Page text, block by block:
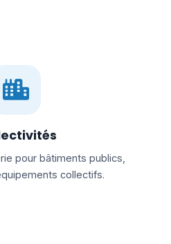
pour bâtiments publics,
collectifs.